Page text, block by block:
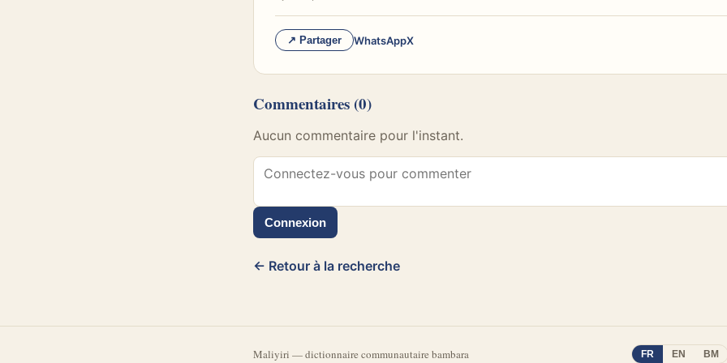
↗ Partager WhatsAppX
Commentaires (0)
Aucun commentaire pour l'instant.
Connexion
← Retour à la recherche
Maliyiri —dictionnaire communautaire bambara FR EN BM